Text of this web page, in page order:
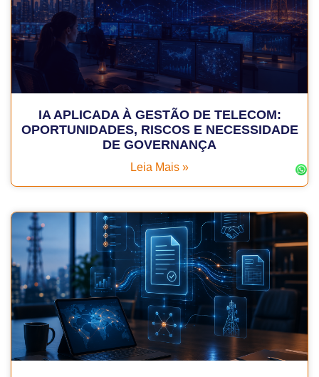
IA APLICADA À GESTÃO DE TELECOM:
OPORTUNIDADES, RISCOS E NECESSIDADE
DE GOVERNANÇA
Leia Mais »